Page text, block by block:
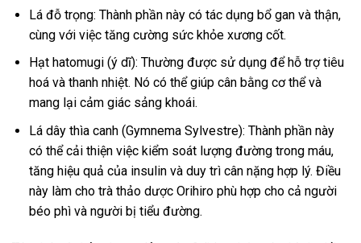
Lá đỗ trọng: Thành phần này có tác dụng bổ gan và thận,
cùng với việc tăng cường sức khỏe xương cốt.
Hạt hatomugi (ý dĩ): Thường được sử dụng để hỗ trợ tiêu
hoá và thanh nhiệt. Nó có thể giúp cân bằng cơ thể và
mang lại cảm giác sảng khoái.
Lá dây thìa canh (Gymnema Sylvestre): Thành phần này
có thể cải thiện việc kiểm soát lượng đường trong máu,
tăng hiệu quả của insulin và duy trì cân nặng hợp lý. Điều
này làm cho trà thảo dược Orihiro phù hợp cho cả người
béo phì và người bị tiểu đường.